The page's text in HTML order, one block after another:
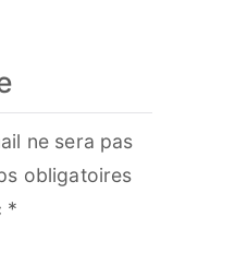
ne sera pas
obligatoires
*